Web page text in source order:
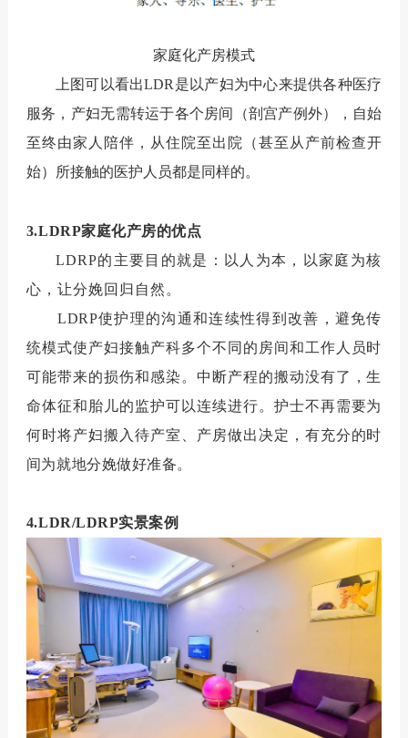
家庭化产房模式
上图可以看出LDR 是以产妇为中心来提供各种医疗
服务，产妇无需转运于各个房间（剖宫产例外），自始
至终由家人陪伴，从住院至出院（甚至从产前检查开
始）所接触的医护人员都是同样的。
3.LDRP家庭化产房的优点
LDRP的主要目的就是：以人为本，以家庭为核
心，让分娩回归自然。
LDRP使护理的沟通和连续性得到改善，避免传
统模式使产妇接触产科多个不同的房间和工作人员时
可能带来的损伤和感染。中断产程的搬动没有了，生
命体征和胎儿的监护可以连续进行。护士不再需要为
何时将产妇搬入待产室、产房做出决定，有充分的时
间为就地分娩做好准备。
4.LDR/LDRP实景案例